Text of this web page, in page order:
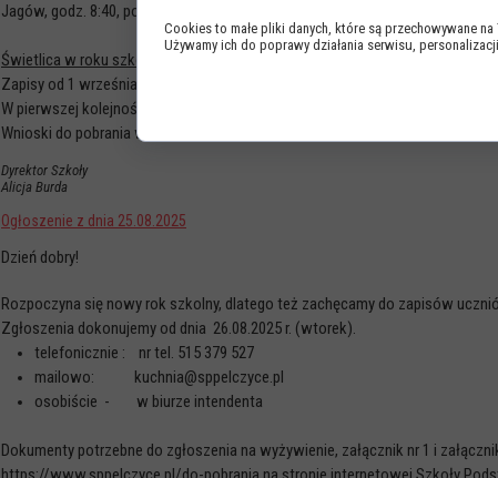
Jagów, godz. 8:40, powrót – godz. 10:00
Świetlica w roku szkolnym 2025/2026 od godz. 7:00 – 15:30.
Zapisy od 1 września 2025 r.
W pierwszej kolejności przyjmowane są wnioski uczniów dojeżdżających
Wnioski do pobrania w świetlicy - sala nr 1.
Dyrektor Szkoły
Alicja Burda
Ogłoszenie z dnia 25.08.2025
Dzień dobry!
Rozpoczyna się nowy rok szkolny, dlatego też zachęcamy do zapisów
Zgłoszenia dokonujemy od dnia 26.08.2025 r. (wtorek).
telefonicznie : nr tel. 515 379 527
mailowo: kuchnia@sppelczyce.pl
osobiście - w biurze intendenta
Dokumenty potrzebne do zgłoszenia na wyżywienie, załącznik nr 1 i
Cookies to małe pliki danych, które są przechowywane
Używamy ich do poprawy działania serwisu,